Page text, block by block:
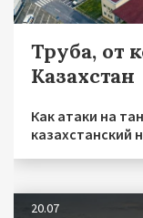
Труба, от
Казахстан
Как атаки на
казахстанский
20.07